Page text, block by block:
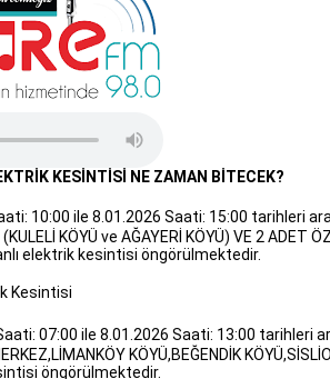
KESİNTİSİ NE ZAMAN BİTECEK?
10:00 ile 8.01.2026 Saati: 15:00 tarihleri
KÖYÜ ve AĞAYERİ KÖYÜ) VE 2 ADET
elektrik kesintisi öngörülmektedir.
Kesintisi
07:00 ile 8.01.2026 Saati: 13:00 tarihleri
KÖYÜ,BEĞENDİK
öngörülmektedir.